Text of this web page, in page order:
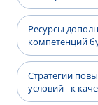
Ресурсы
компетенций
Стратегии
условий - к